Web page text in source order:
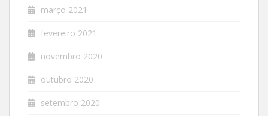
março 2021
fevereiro 2021
novembro 2020
outubro 2020
setembro 2020